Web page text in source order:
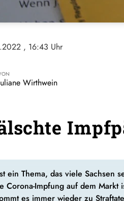
, 16:43 Uhr
Wirthwein
ein Thema, das viele Sachsen
Corona-Impfung auf dem
es immer wieder zu